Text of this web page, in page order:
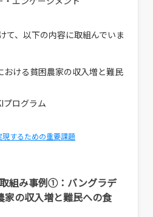
て、以下の内容に取組んでいま
おける貧困農家の収入増と難民
プログラム
するための重要課題
組み事例①：バングラデ
家の収入増と難民への食